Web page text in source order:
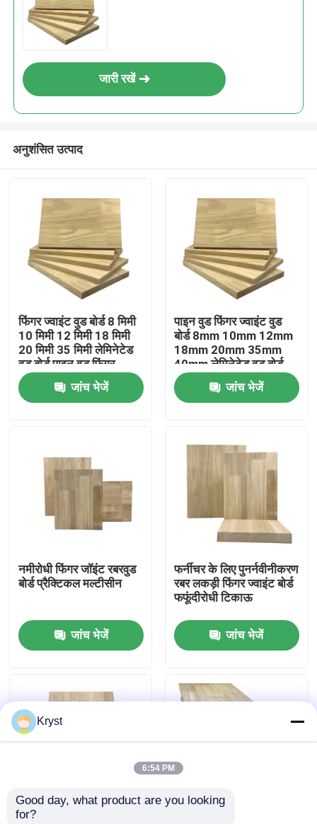
उत्पाद
वीडियो
कारखाने का दौरा
गुणवत्ता नियंत्रण
समाचार
उद्धरण मांगें
जारी रखें
अनुशंसित उत्पाद
फिंगर ज्वाइंट वुड बोर्ड 8 मिमी
10 मिमी 12 मिमी 18 मिमी
20 मिमी 35 मिमी लेमिनेटेड
वुड बोर्ड पाइन वुड फिंगर
ज्वाइंट बोर्ड
जांच भेजें
पाइन वुड फिंगर ज्वाइंट वुड
बोर्ड 8mm 10mm 12mm
18mm 20mm 35mm
40mm लेमिनेटेड वुड बोर्ड
पाइन फिंगर ज्वाइंट
जांच भेजें
नमीरोधी फिंगर जॉइंट रबरवुड
बोर्ड प्रैक्टिकल मल्टीसीन
जांच भेजें
फर्नीचर के लिए पुनर्नवीनीकरण
रबर लकड़ी फिंगर ज्वाइंट बोर्ड
फफूंदीरोधी टिकाऊ
जांच भेजें
फर्नीचर के लिए ISO9001
Kryst
6:54 PM
Good day, what product are you looking
for?